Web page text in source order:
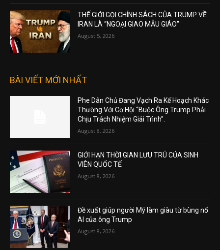
THẾ GIỚI GỌI CHÍNH SÁCH CỦA TRUMP VỀ
IRAN LÀ “NGOẠI GIAO MẪU GIÁO”
August 5, 2026
BÀI VIẾT MỚI NHẤT
Phe Dân Chủ Đang Vạch Ra Kế Hoạch Khác
Thường Với Cơ Hội “Buộc Ông Trump Phải
Chịu Trách Nhiệm Giải Trình”.
August 8, 2026
GIỚI HẠN THỜI GIAN LƯU TRÚ CỦA SINH
VIÊN QUỐC TẾ
August 8, 2026
Đề xuất giúp người Mỹ làm giàu từ bùng nổ
AI của ông Trump
August 8, 2026